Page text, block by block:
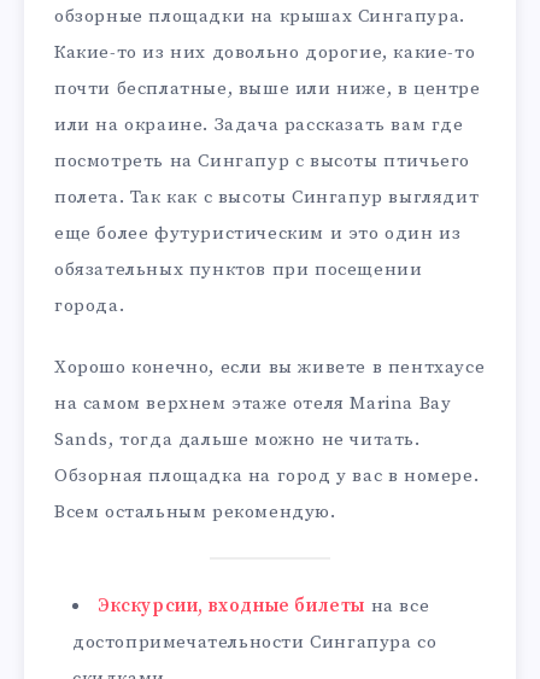
обзорные площадки на крышах Сингапура.
Какие-то из них довольно дорогие, какие-то
почти бесплатные, выше или ниже, в центре
или на окраине. Задача рассказать вам где
посмотреть на Сингапур с высоты птичьего
полета. Так как с высоты Сингапур выглядит
еще более футуристическим и это один из
обязательных пунктов при посещении
города.
Хорошо конечно, если вы живете в пентхаусе
на самом верхнем этаже отеля Marina Bay
Sands, тогда дальше можно не читать.
Обзорная площадка на город у вас в номере.
Всем остальным рекомендую.
Экскурсии, входные билеты на все
достопримечательности Сингапура со